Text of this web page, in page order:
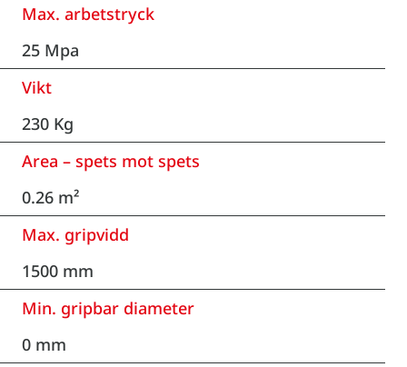
Max. arbetstryck
25 Mpa
Vikt
230 Kg
Area – spets mot spets
0.26 m²
Max. gripvidd
1500 mm
Min. gripbar diameter
0 mm